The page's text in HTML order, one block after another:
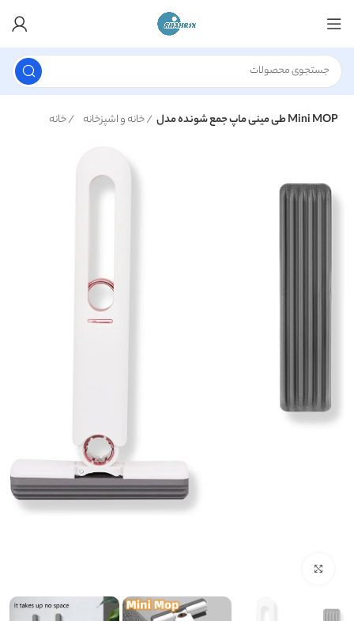
خانه خانه و اشپزخانه طی مینی ماپ جمع شونده مدل Mini MOP